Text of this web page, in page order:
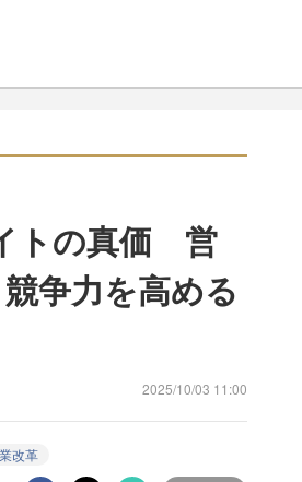
トの真価 営
争力を高める
2025/10/03 11:00
改革